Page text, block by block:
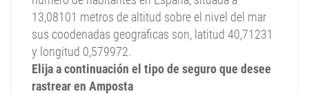
13,08101 metros de altitud sobre el nivel del mar
sus coodenadas geograficas son, latitud 40,71231
y longitud 0,579972.
Elija a continuación el tipo de seguro que desee
rastrear en Amposta